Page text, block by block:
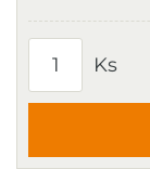
Ks